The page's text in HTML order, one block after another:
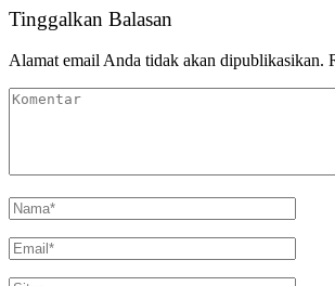
Tinggalkan Balasan
Alamat email Anda tidak akan dipublikasikan.